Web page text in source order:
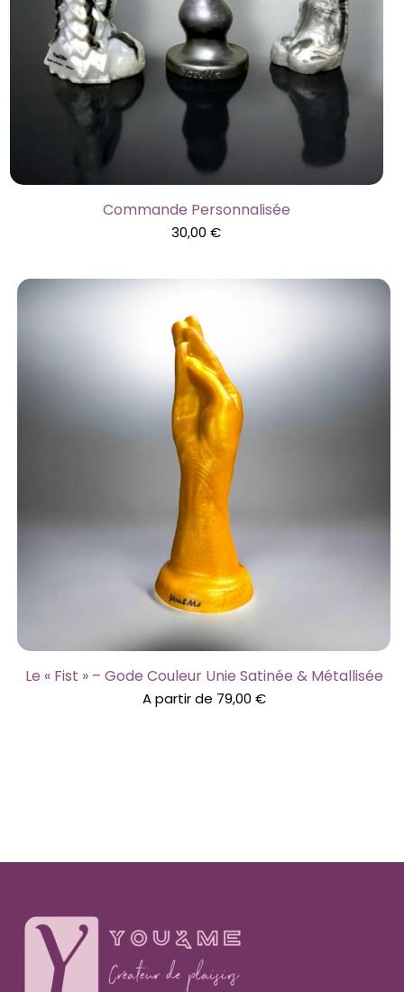
Commande Personnalisée
30,00€
Le « Fist » – Gode Couleur Unie Satinée & Métallisée
A partir de 79,00 €